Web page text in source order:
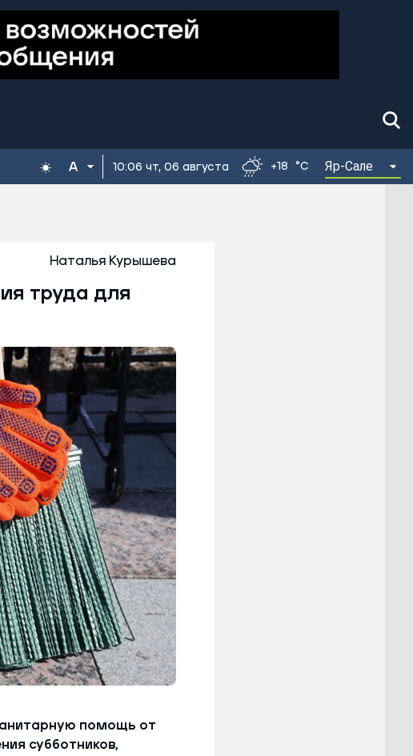
10:06 чт, 06 августа +18 °C Яр-Сале
Наталья Курышева
труда для
помощь от
субботников,